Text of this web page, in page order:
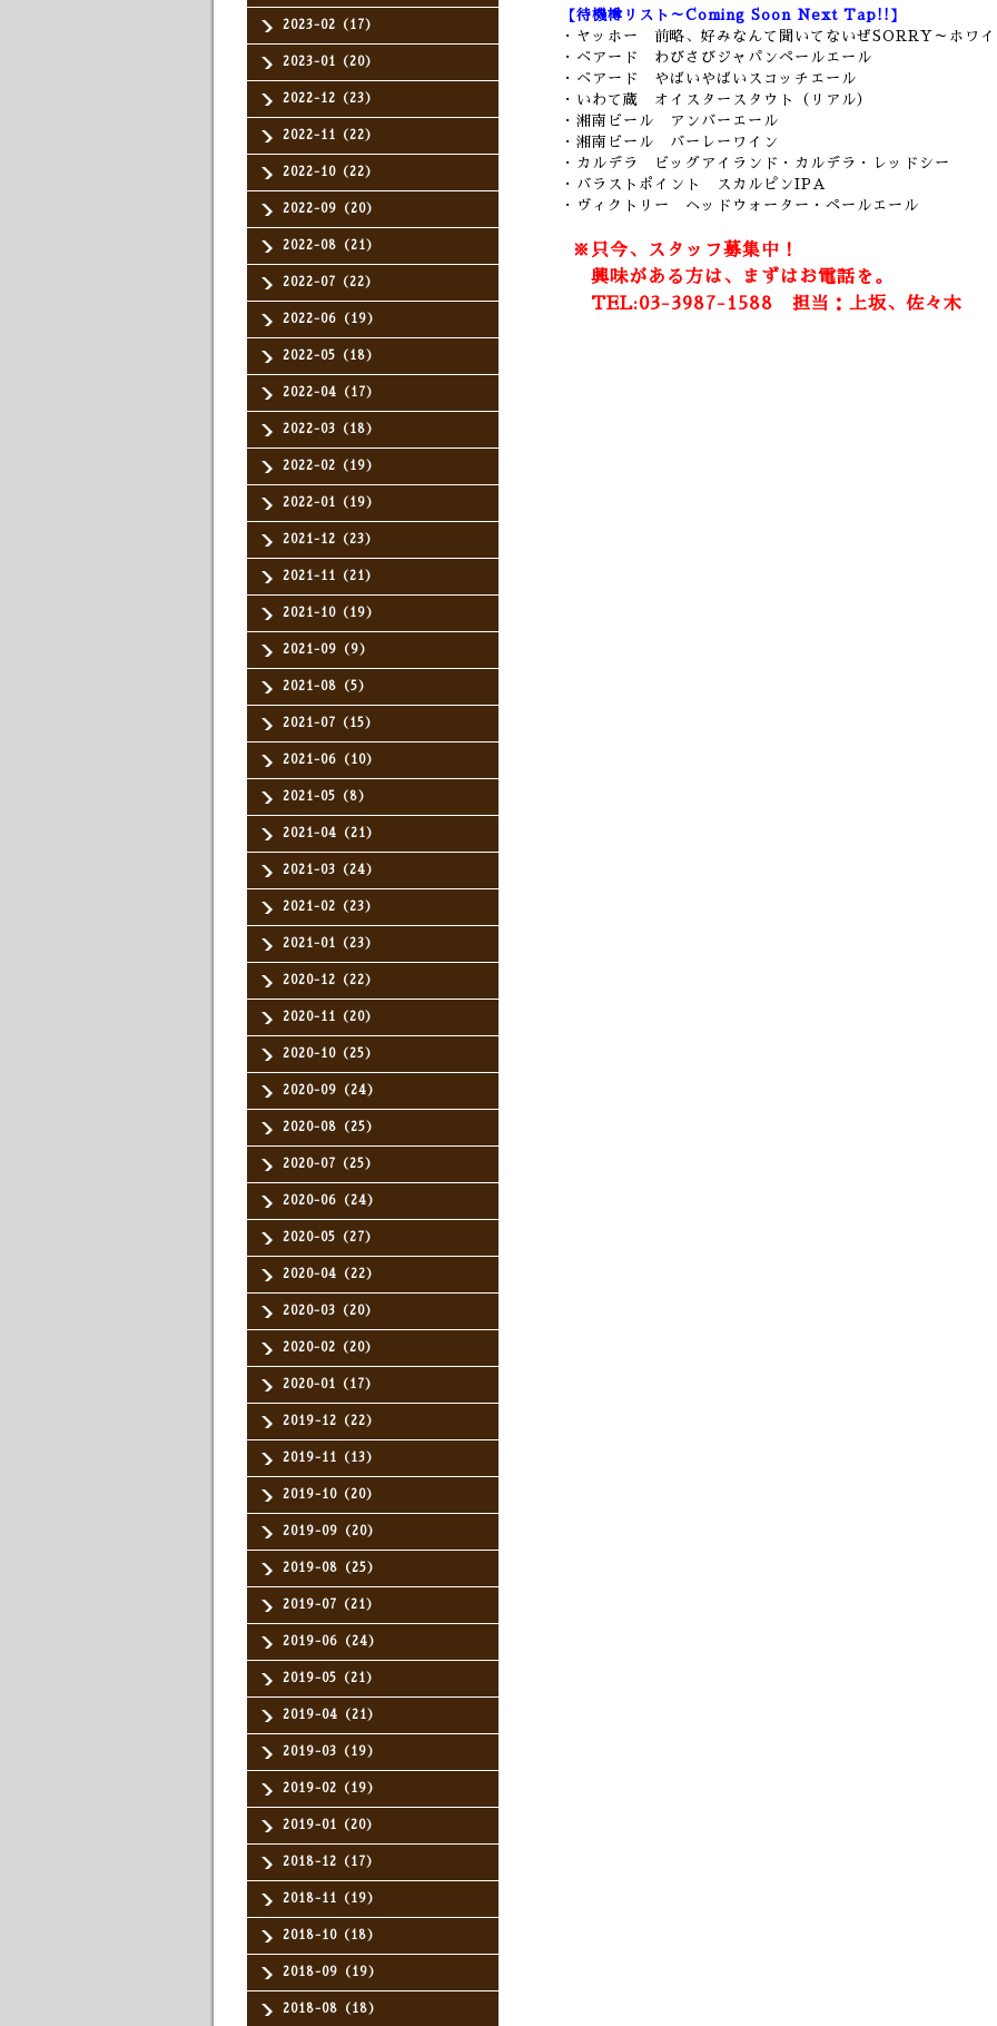
2023-02（17）
2023-01（20）
2022-12（23）
2022-11（22）
2022-10（22）
2022-09（20）
2022-08（21）
2022-07（22）
2022-06（19）
2022-05（18）
2022-04（17）
2022-03（18）
2022-02（19）
2022-01（19）
2021-12（23）
2021-11（21）
2021-10（19）
2021-09（9）
2021-08（5）
2021-07（15）
2021-06（10）
2021-05（8）
2021-04（21）
2021-03（24）
2021-02（23）
2021-01（23）
2020-12（22）
2020-11（20）
2020-10（25）
2020-09（24）
2020-08（25）
2020-07（25）
2020-06（24）
2020-05（27）
2020-04（22）
2020-03（20）
2020-02（20）
2020-01（17）
2019-12（22）
2019-11（13）
2019-10（20）
2019-09（20）
2019-08（25）
2019-07（21）
2019-06（24）
2019-05（21）
2019-04（21）
2019-03（19）
2019-02（19）
2019-01（20）
2018-12（17）
2018-11（19）
2018-10（18）
2018-09（19）
2018-08（18）
【待機樽リスト～Coming Soon Next Tap!!】
・ヤッホー 前略、好みなんて聞いてないぜSORRY～ホワ
・ベアード わびさびジャパンペールエール
・ベアード やばいやばいスコッチエール
・いわて蔵 オイスタースタウト（リアル）
・湘南ビール アンバーエール
・湘南ビール バーレーワイン
・カルデラ ビッグアイランド・カルデラ・レッドシー
・バラストポイント スカルピンIPA
・ヴィクトリー ヘッドウォーター・ペールエール
※只今、スタッフ募集中！
興味がある方は、まずはお電話を。
TEL:03-3987-1588 担当：上坂、佐々木